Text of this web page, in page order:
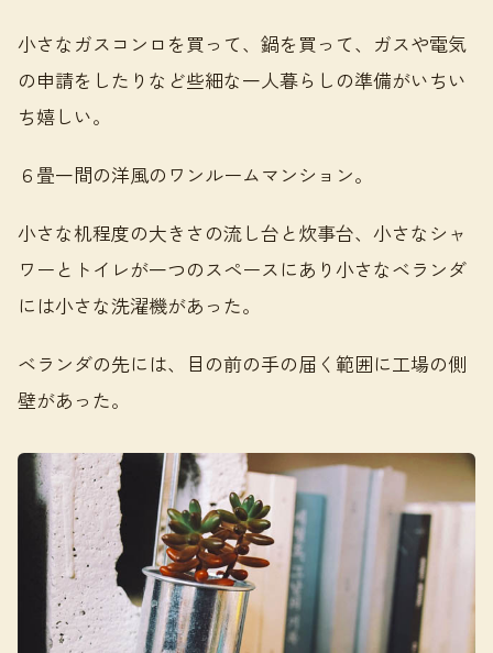
小さなガスコンロを買って、鍋を買って、ガスや電気
の申請をしたりなど些細な一人暮らしの準備がいちい
ち嬉しい。
６畳一間の洋風のワンルームマンション。
小さな机程度の大きさの流し台と炊事台、小さなシャ
ワーとトイレが一つのスペースにあり小さなベランダ
には小さな洗濯機があった。
ベランダの先には、目の前の手の届く範囲に工場の側
壁があった。